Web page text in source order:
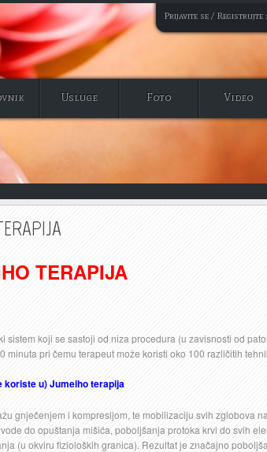
Prijavite se / Registrujte
Usluge Foto Video
TERAPIJA
sistem koji se sastoji od niza procedura (u zavisnosti od
minuta pri čemu terapeut može koristi oko 100 različitih
koriste u) Jumeiho terapija
gnječenjem i kompresijom, te mobilizaciju svih zglobova
do opuštanja mišića, poboljšanja protoka krvi do svih
(u okviru fizioloških granica). Rezultat je značajno